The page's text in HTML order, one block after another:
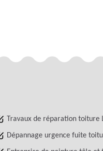
Travaux de réparation toiture
Dépannage urgence fuite